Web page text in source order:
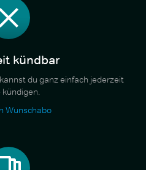
kündbar
du ganz einfach jederzeit
kündigen.
Wunschabo